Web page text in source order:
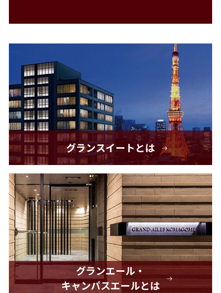
グランスイートとは
グランエール・
キャンパスエールとは